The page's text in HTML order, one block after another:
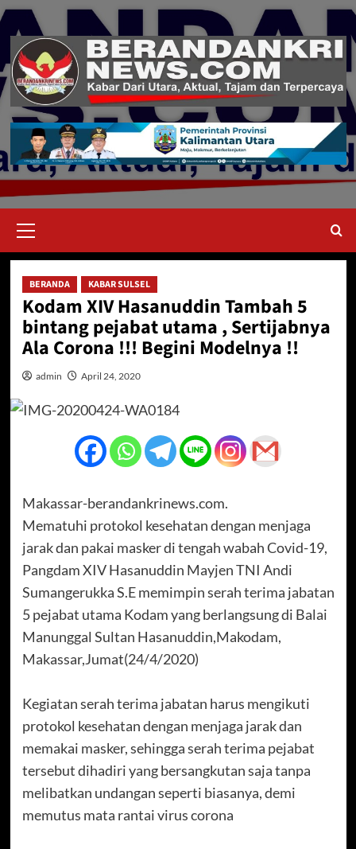
Skip
content
Menu
BERANDA KABAR SULSEL
Kodam XIV Hasanuddin Tambah 5
bintang pejabat utama , Sertijabnya
Ala Corona !!! Begini Modelnya !!
admin April 24, 2020
Makassar-berandankrinews.com.
Mematuhi protokol kesehatan dengan menjaga
jarak dan pakai masker di tengah wabah Covid-19,
Pangdam XIV Hasanuddin Mayjen TNI Andi
Sumangerukka S.E memimpin serah terima jabatan
5 pejabat utama Kodam yang berlangsung di Balai
Manunggal Sultan Hasanuddin,Makodam,
Makassar,Jumat(24/4/2020)
Kegiatan serah terima jabatan harus mengikuti
protokol kesehatan dengan menjaga jarak dan
memakai masker, sehingga serah terima pejabat
tersebut dihadiri yang bersangkutan saja tanpa
melibatkan undangan seperti biasanya, demi
memutus mata rantai virus corona